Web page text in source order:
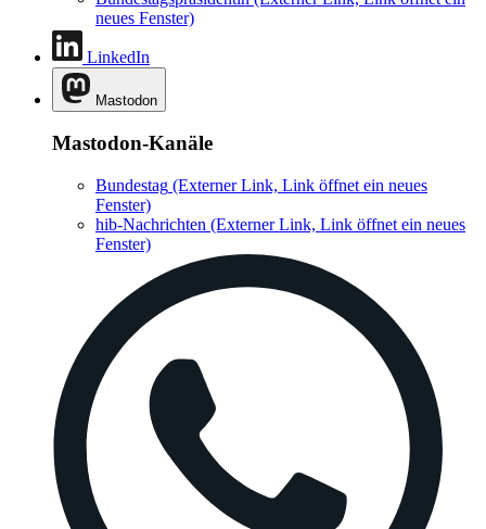
neues Fenster)
LinkedIn
Mastodon
Mastodon-Kanäle
Bundestag (Externer Link, Link öffnet ein neues
Fenster)
hib-Nachrichten (Externer Link, Link öffnet ein neues
Fenster)